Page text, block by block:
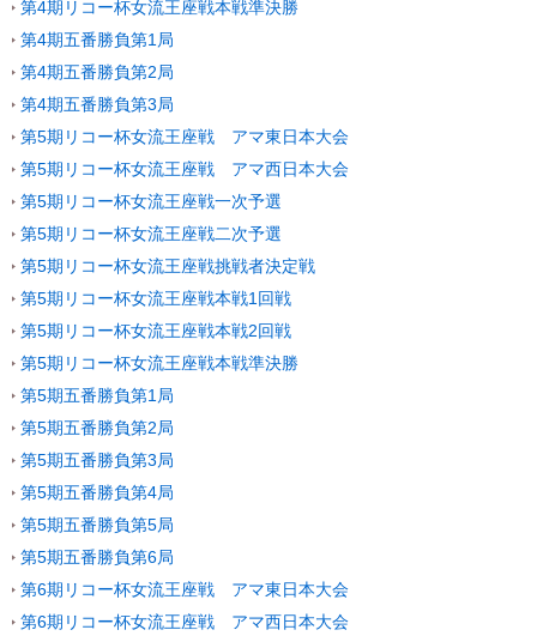
第4期リコー杯女流王座戦本戦準決勝
第4期五番勝負第1局
第4期五番勝負第2局
第4期五番勝負第3局
第5期リコー杯女流王座戦 アマ東日本大会
第5期リコー杯女流王座戦 アマ西日本大会
第5期リコー杯女流王座戦一次予選
第5期リコー杯女流王座戦二次予選
第5期リコー杯女流王座戦挑戦者決定戦
第5期リコー杯女流王座戦本戦1回戦
第5期リコー杯女流王座戦本戦2回戦
第5期リコー杯女流王座戦本戦準決勝
第5期五番勝負第1局
第5期五番勝負第2局
第5期五番勝負第3局
第5期五番勝負第4局
第5期五番勝負第5局
第5期五番勝負第6局
第6期リコー杯女流王座戦 アマ東日本大会
第6期リコー杯女流王座戦 アマ西日本大会